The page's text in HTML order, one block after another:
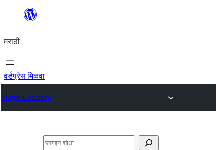
सामुग्रीवर
मराठी
वर्डप्रेस मिळवा
Plugin Directory
शोधा